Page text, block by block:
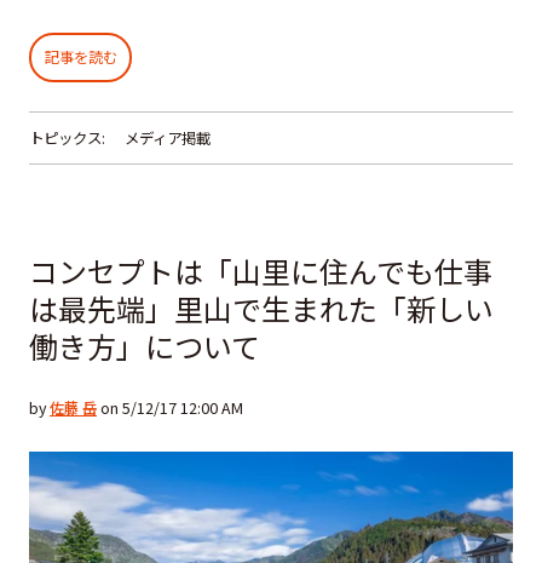
記事を読む
トピックス: メディア掲載
コンセプトは「山里に住んでも仕事
は最先端」里山で生まれた「新しい
働き方」について
by佐藤 岳on 5/12/17 12:00 AM